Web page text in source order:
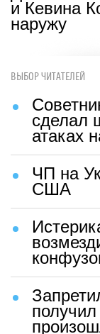
и Кевина
наружу
ВЫБОР ЧИТАТЕЛЕЙ
сделал
атаках
ЧП на
США